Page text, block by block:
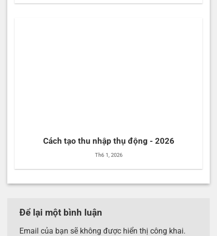
Cách tạo thu nhập thụ động - 2026
Th6 1, 2026
Để lại một bình luận
Email của bạn sẽ không được hiển thị công khai.